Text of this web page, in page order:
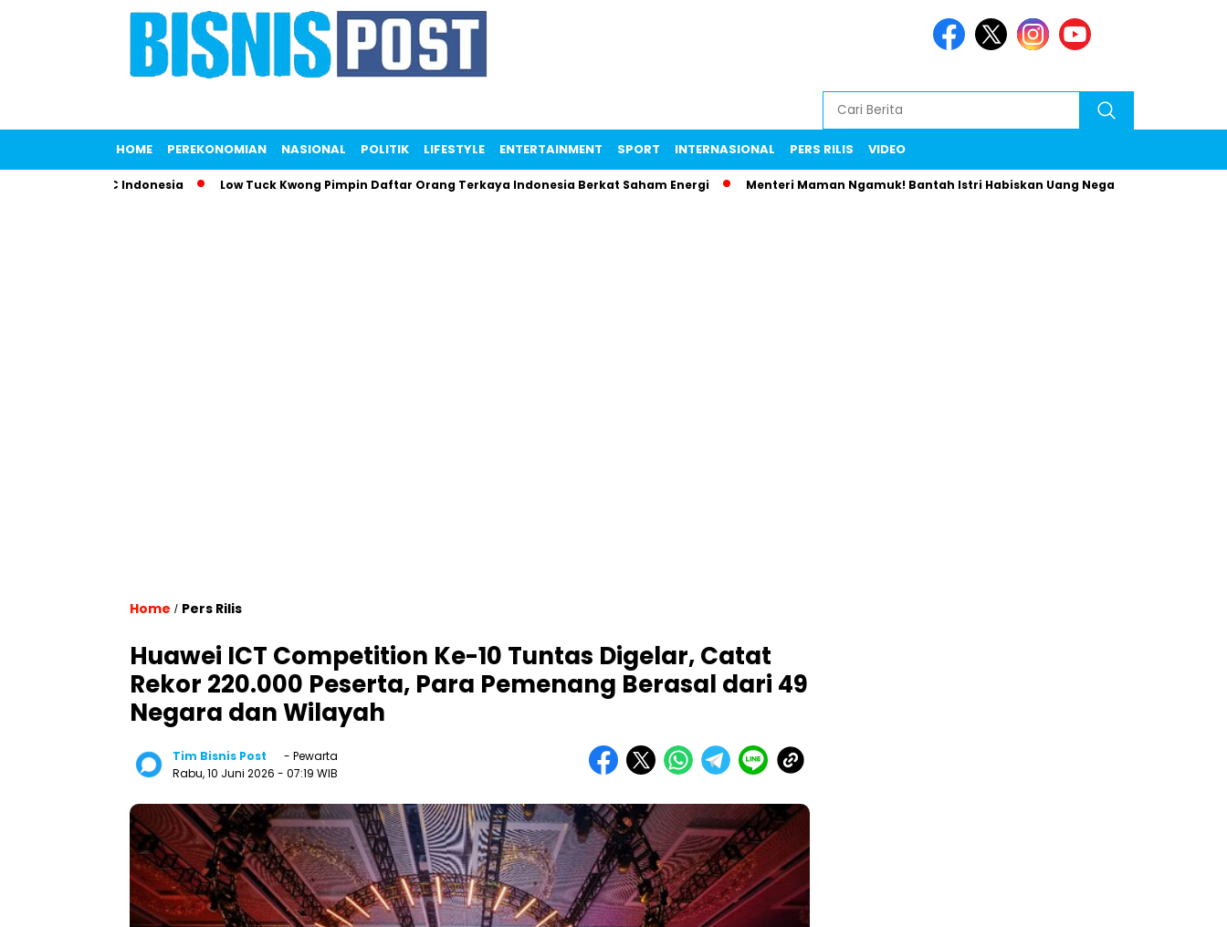
HOME PEREKONOMIAN NASIONAL POLITIK LIFESTYLE ENTERTAINMENT SPORT INTERNASIONAL PERS RILIS VIDEO
KFC Indonesia Low Tuck Kwong Pimpin Daftar Orang Terkaya Indonesia Berkat Saham Energi Menteri Maman Ngamuk! Bantah Istri Habiskan Uang Negara Liburan ke Eropa
Home / Pers Rilis
Huawei ICT Competition Ke-10 Tuntas Digelar, Catat
Rekor 220.000 Peserta, Para Pemenang Berasal dari 49
Negara dan Wilayah
Tim Bisnis Post
- Pewarta
Rabu, 10 Juni 2026 - 07:19 WIB